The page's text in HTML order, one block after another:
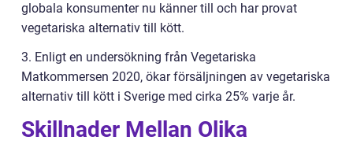
globala konsumenter nu känner till och har provat
vegetariska alternativ till kött.
3. Enligt en undersökning från Vegetariska
Matkommersen 2020, ökar försäljningen av vegetariska
alternativ till kött i Sverige med cirka 25% varje år.
Skillnader Mellan Olika